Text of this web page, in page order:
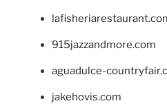
915jazzandmore.com
aguadulce-
jakehovis.com